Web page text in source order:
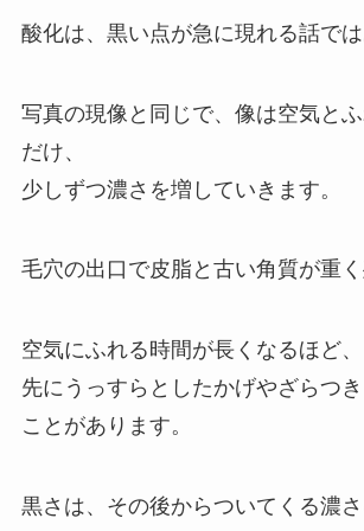
酸化は、黒い点が急に現れる話では
写真の現像と同じで、像は空気と
だけ、
少しずつ濃さを増していきます。
毛穴の出口で皮脂と古い角質が重く
空気にふれる時間が長くなるほど、
先にうっすらとしたかげやざらつ
ことがあります。
黒さは、その後からついてくる濃